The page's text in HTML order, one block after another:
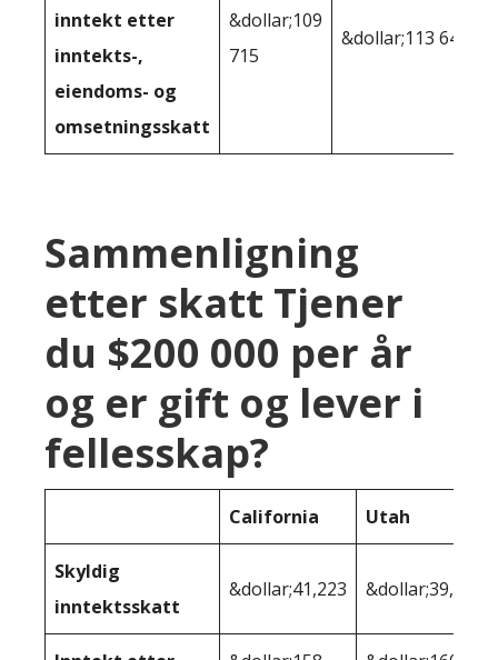
inntekt etter
inntekts-,
eiendoms- og
omsetningsskatt
&dollar;109
715
&dollar;113 646
Sammenligning
etter skatt Tjener
du $200 000 per år
og er gift og lever i
fellesskap?
California Utah
Skyldig
inntektsskatt
&dollar;41,223 &dollar;39,359